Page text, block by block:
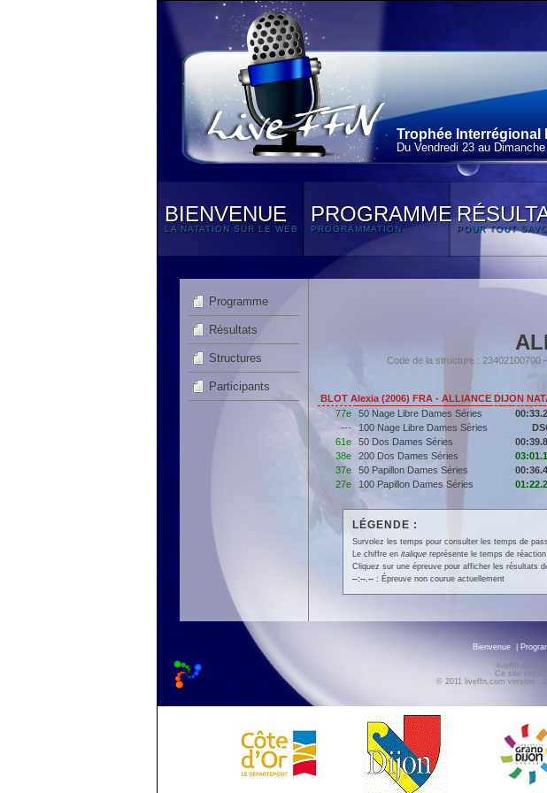
Trophée Interrégional
Du Vendredi 23 au
BIENVENUE
LA NATATION SUR LE WEB
PROGRAMME
PROGRAMMATION POUR TOUT
Programme
Résultats
Structures
Participants
Code de la structure :
BLOT Alexia (2006) FRA - ALLIANCE DIJON
77e
50 Nage Libre Dames Séries
--- 100 Nage Libre Dames Séries
61e 50 Dos Dames Séries
38e 200 Dos Dames Séries
37e 50 Papillon Dames Séries
27e 100 Papillon Dames Séries
LÉGENDE :
Survolez les temps pour consulter les temps de
Le chiffre en italiquereprésente le temps de
Cliquez sur une épreuve pour afficher les résultats
--:--.--: Épreuve non courue actuellement
Bienvenue
liveffn.com
Ce site
© 2011 liveffn.com version :